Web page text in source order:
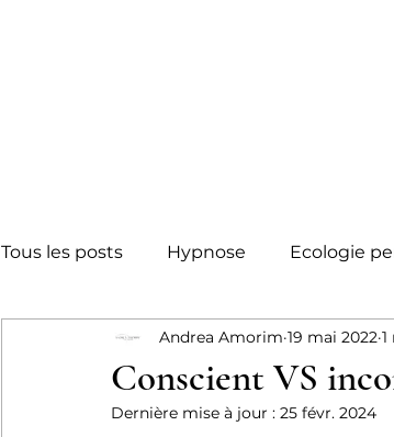
Tous les posts Hypnose Ecologie
Inconscient Respiration
Conscient VS
Andrea Amorim 19 mai 2022
Dernière mise à jour : 25 févr. 2024